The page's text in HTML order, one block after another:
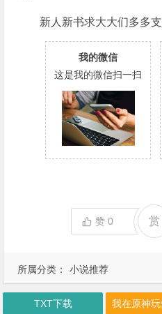
所属分类： 小说推荐
新人新书求大大们多多
我的微信
这是我的微信扫一扫
赞0 赏
TXT下载 我在原神